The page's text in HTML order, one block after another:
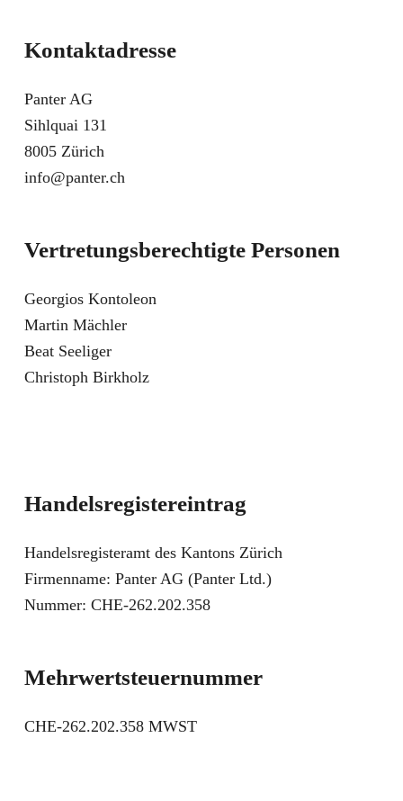
Kontaktadresse
Panter AG
Sihlquai 131
8005 Zürich
info@panter.ch
Vertretungsberechtigte Personen
Georgios Kontoleon
Martin Mächler
Beat Seeliger
Christoph Birkholz
Handelsregistereintrag
Handelsregisteramt des Kantons Zürich
Firmenname: Panter AG (Panter Ltd.)
Nummer: CHE-262.202.358
Mehrwertsteuernummer
CHE-262.202.358 MWST